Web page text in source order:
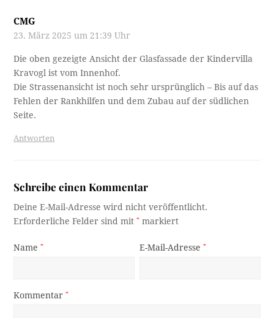
CMG
23. März 2025 um 21:39 Uhr
Die oben gezeigte Ansicht der Glasfassade der Kindervilla
Kravogl ist vom Innenhof.
Die Strassenansicht ist noch sehr ursprünglich – Bis auf das
Fehlen der Rankhilfen und dem Zubau auf der südlichen
Seite.
Antworten
Schreibe einen Kommentar
Deine E-Mail-Adresse wird nicht veröffentlicht.
Erforderliche Felder sind mit* markiert
Name* E-Mail-Adresse*
Kommentar*